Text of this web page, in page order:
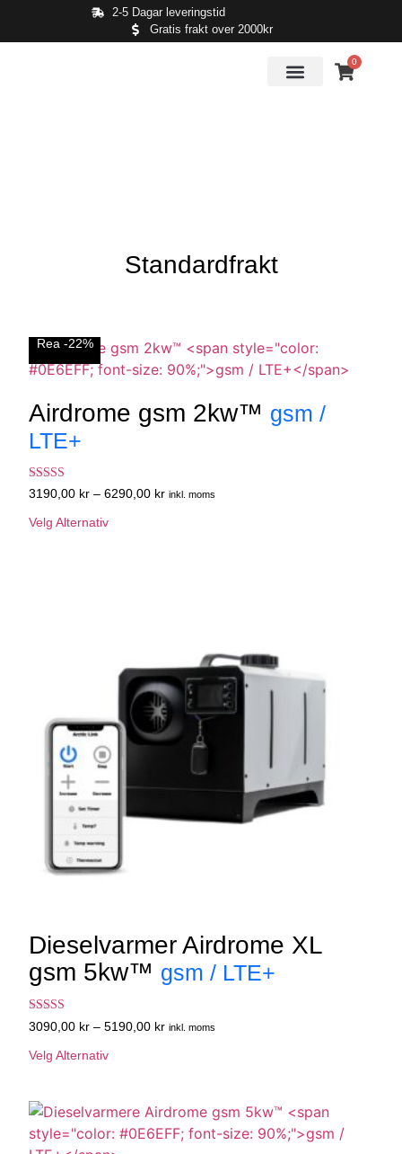
2-5 Dagar leveringstid
Gratis frakt over 2000kr
0
Standardfrakt
Rea -22%
Airdrome gsm 2kw™ gsm /
LTE+
Vurdert
4.50
3190,00 kr –6290,00 kr inkl. moms
Velg Alternativ
Dieselvarmer Airdrome XL
gsm 5kw™ gsm / LTE+
Vurdert
4.50
3090,00 kr –5190,00 kr inkl. moms
Velg Alternativ